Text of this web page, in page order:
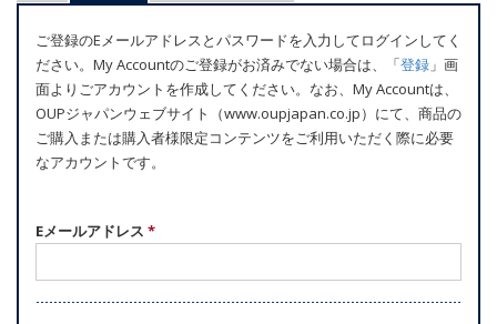
マ
リ
ー
タ
ブ
ご登録のEメールアドレスとパスワードを入力してログインしてく
ださい。My Accountのご登録がお済みでない場合は、「登録 」画
面よりごアカウントを作成してください。なお、My Accountは、
OUPジャパンウェブサイト（www.oupjapan.co.jp）にて、商品の
ご購入または購入者様限定コンテンツをご利用いただく際に必要
なアカウントです。
Eメールアドレス *